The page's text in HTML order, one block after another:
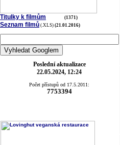
Titulky k filmům (1371)
Seznam filmů (.XLS) (21.01.2016)
Poslední aktualizace
22.05.2024, 12:24
Počet přístupů od 17.5.2011:
7753394